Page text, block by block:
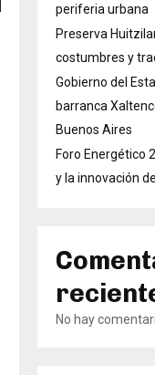
periferia urbana
Preserva
costumbres y
Gobierno del
barranca
Buenos Aires
Foro Energético
y la innovación
No hay